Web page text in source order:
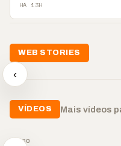
HÁ 13H
WEB STORIES
‹
📢💜 Agosto Lilás
reforça combate à
violência contra a
mulher
VÍDEOS Mais vídeos
8 AGO